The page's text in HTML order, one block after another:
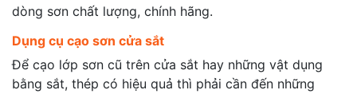
dòng sơn chất lượng, chính hãng.
Dụng cụ cạo sơn cửa sắt
Để cạo lớp sơn cũ trên cửa sắt hay những vật dụng
bằng sắt, thép có hiệu quả thì phải cần đến những